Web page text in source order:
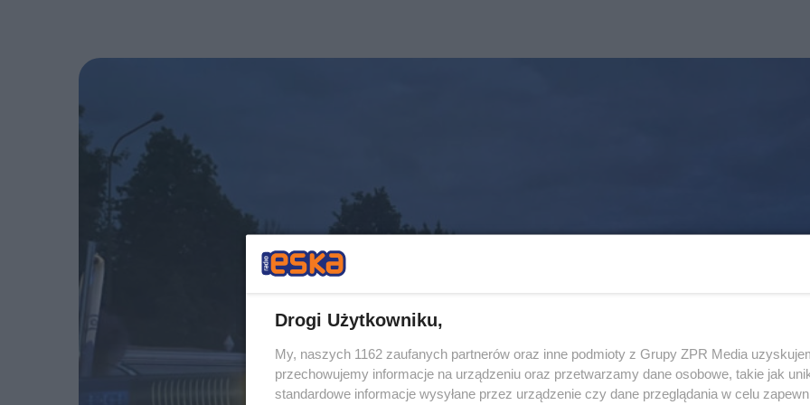
Drogi Użytkowniku,
My, naszych 1162 zaufanych partnerów oraz inne podmioty z Grupy ZPR Media
przechowujemy informacje na urządzeniu oraz przetwarzamy dane osobowe, takie jak
standardowe informacje wysyłane przez urządzenie czy dane przeglądania w celu